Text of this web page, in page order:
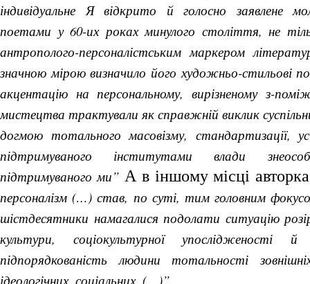
індивідуальне Я відкрито й голосно заявлене
поетами у 60-их роках минулого століття, не
антрополого-персоналістським маркером
значною мірою визначило його художньо-стильові
акцентацію на персональному, вирізненому з-
мистецтва трактували як справжній виклик
догмою тотального масовізму, стандартизації,
підтримуваного інститутами влади
підтримуваного ми”А в іншому місці
персоналізм (…) став, по суті, тим головним
шістдесятники намагалися подолати ситуацію
культури, соціокультурної упослідженості
підпорядкованість людини тотальності
ідеологічних, соціальних, (…)”